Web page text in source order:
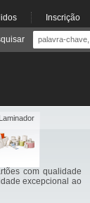
Inscrição
com qualidade
excepcional ao